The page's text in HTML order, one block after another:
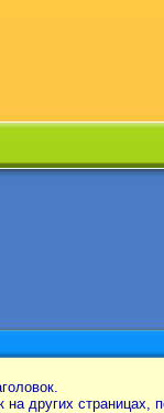
на других страницах,